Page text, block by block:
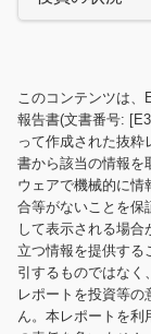
このコンテンツは
報告書(文書番号:
って作成された抜
書から該当の情報を
ウェアで機械的に情
合等がないことを保
して表示される場
立つ情報を提供する
引するものではなく
レポートを投資等
ん。本レポートを